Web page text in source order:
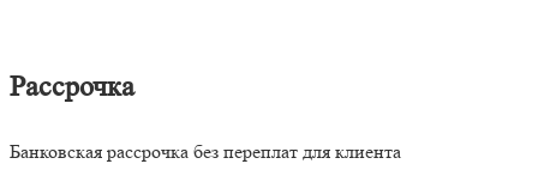
Рассрочка
Банковская рассрочка без переплат для клиента